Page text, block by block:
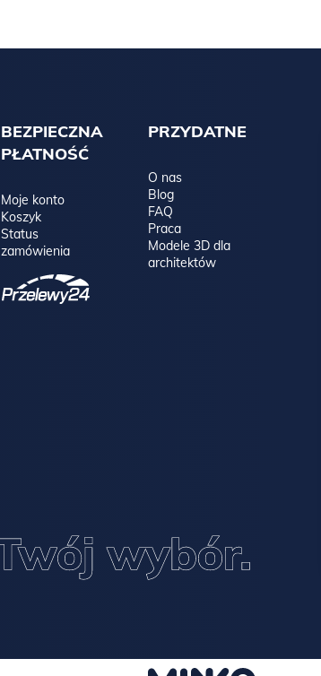
BEZPIECZNA
PŁATNOŚĆ
Moje konto
Koszyk
Status
zamówienia
PRZYDATNE
O nas
Blog
FAQ
Praca
Modele 3D dla
architektów